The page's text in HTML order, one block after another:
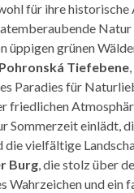
für ihre
üppigen grünen
Pohronská Tiefebene
Paradies für
friedlichen
Sommerzeit einlädt,
die vielfältige
Burg, die stolz über
Wahrzeichen und ein